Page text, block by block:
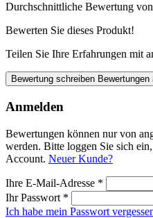
Durchschnittliche Bewertung
Bewerten Sie dieses Produkt!
Teilen Sie Ihre Erfahrungen mit
Bewertung schreiben Bewertungen
Anmelden
Bewertungen können nur von
werden. Bitte loggen Sie sich
Account. Neuer Kunde?
Ihre E-Mail-Adresse *
Ihr Passwort *
Ich habe mein Passwort